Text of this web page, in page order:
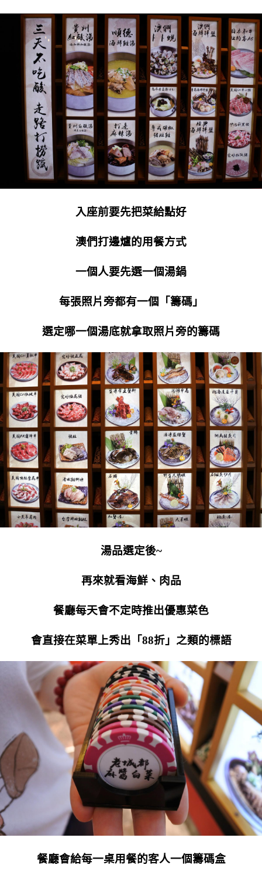
入座前要先把菜給點好
澳們打邊爐的用餐方式
一個人要先選一個湯鍋
每張照片旁都有一個「籌碼」
選定哪一個湯底就拿取照片旁的籌碼
湯品選定後~
再來就看海鮮、肉品
餐廳每天會不定時推出優惠菜色
會直接在菜單上秀出「88折」之類的標語
餐廳會給每一桌用餐的客人一個籌碼盒